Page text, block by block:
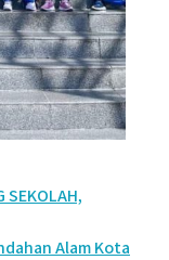
SEKOLAH,
Alam Kota